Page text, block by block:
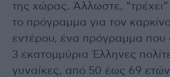
της χώρας. Άλλωστε,
το πρόγραμμα για τον
εντέρου, ένα πρόγραμμα που
3 εκατομμύρια Έλληνες
γυναίκες, από 50 έως 69